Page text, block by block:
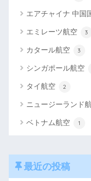
エアチャイナ 中国
エミレーツ航空 3
カタール航空 3
シンガポール航空
タイ航空 2
ニュージーランド
ベトナム航空 1
最近の投稿